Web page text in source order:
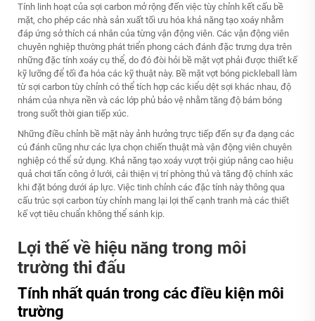
Tính linh hoạt của sợi carbon mở rộng đến việc tùy chỉnh kết cấu bề
mặt, cho phép các nhà sản xuất tối ưu hóa khả năng tạo xoáy nhằm
đáp ứng sở thích cá nhân của từng vận động viên. Các vận động viên
chuyên nghiệp thường phát triển phong cách đánh đặc trưng dựa trên
những đặc tính xoáy cụ thể, do đó đòi hỏi bề mặt vợt phải được thiết kế
kỹ lưỡng để tối đa hóa các kỹ thuật này. Bề mặt vợt bóng pickleball làm
từ sợi carbon tùy chỉnh có thể tích hợp các kiểu dệt sợi khác nhau, độ
nhám của nhựa nền và các lớp phủ bảo vệ nhằm tăng độ bám bóng
trong suốt thời gian tiếp xúc.
Những điều chỉnh bề mặt này ảnh hưởng trực tiếp đến sự đa dạng các
cú đánh cũng như các lựa chọn chiến thuật mà vận động viên chuyên
nghiệp có thể sử dụng. Khả năng tạo xoáy vượt trội giúp nâng cao hiệu
quả chơi tấn công ở lưới, cải thiện vị trí phòng thủ và tăng độ chính xác
khi đặt bóng dưới áp lực. Việc tinh chỉnh các đặc tính này thông qua
cấu trúc sợi carbon tùy chỉnh mang lại lợi thế cạnh tranh mà các thiết
kế vợt tiêu chuẩn không thể sánh kịp.
Lợi thế về hiệu năng trong môi
trường thi đấu
Tính nhất quán trong các điều kiện môi
trường